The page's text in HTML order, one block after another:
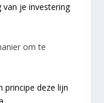
van je investering
om te
principe deze lijn